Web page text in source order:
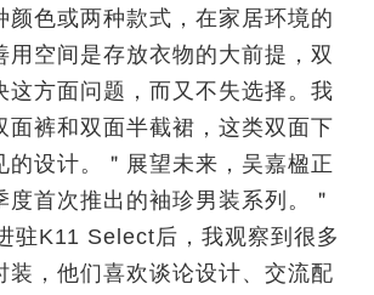
颜色或两种款式，在家居环境的
用空间是存放衣物的大前提，双
这方面问题，而又不失选择。我
面裤和双面半截裙，这类双面下
的设计。＂展望未来，吴嘉楹正
度首次推出的袖珍男装系列。＂
驻K11 Select后，我观察到很多
装，他们喜欢谈论设计、交流配